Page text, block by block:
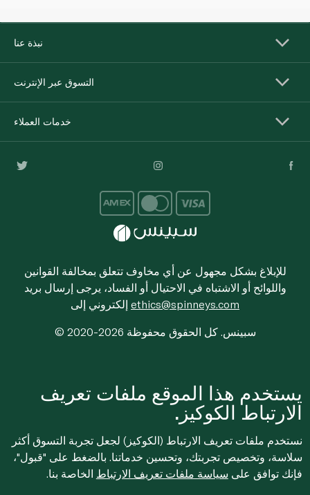
نبذة عنا
التسوق عبر الإنترنت
خدمات العملاء
للإبلاغ بشكل مجهول عن أي مخاوف تتعلق بمخالفة القوانين
واللوائح أو الاشتباه في الاحتيال أو الفساد، يرجى إرسال بريد
ethics@spinneys.com
© 2020-2026 سبينس. كل الحقوق محفوظة
يستخدم هذا الموقع ملفات تعريف
الارتباط الكوكيز.
نستخدم ملفات تعريف الارتباط (الكوكيز) لجعل تجربة التسوق أكثر
سلاسة، وتخصيص تجربتك، وتحسين خدماتنا. بالضغط على "قبول"،
فإنك توافق على سياسة ملفات تعريف الارتباط الخاصة بنا.